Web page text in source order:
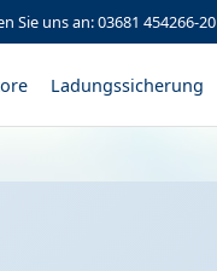
Sie uns an: 03681 454266-20
Ladungssicherung